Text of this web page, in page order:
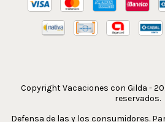
Copyright Vacaciones con Gilda -
reservados.
Defensa de las y los consumidores.